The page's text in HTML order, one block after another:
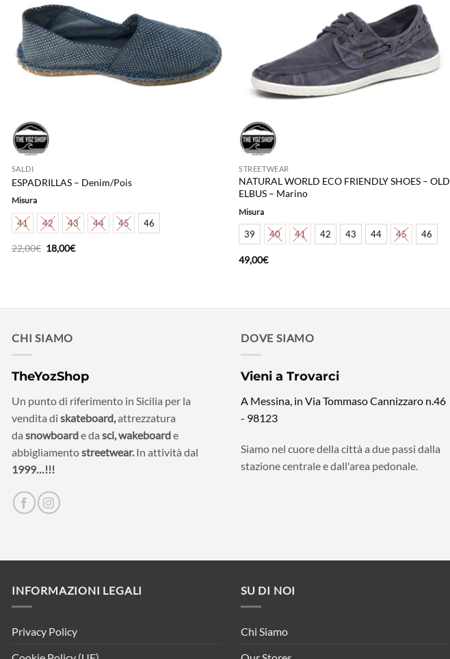
SALDI
ESPADRILLAS – Denim/Pois
Misura
41 42 43 44 45 46
22,00€ Il
prezzo
18,00€Il
STREETWEAR
NATURAL WORLD ECO FRIENDLY SHOES – OLD
ELBUS – Marino
Misura
39 40 41 42 43 44 45 46
49,00€
CHI SIAMO
TheYozShop
Un punto di riferimento in Sicilia per la
vendita di skateboard,attrezzatura
da snowboarde da sci,wakeboarde
abbigliamentostreetwear. In attività dal
1999…!!!
DOVE SIAMO
Vieni a Trovarci
A Messina, in Via Tommaso Cannizzaro n.46
- 98123
Siamo nel cuore della città a due passi dalla
stazione centrale e dall'area pedonale.
INFORMAZIONI LEGALI
Privacy Policy
SU DI NOI
Chi Siamo